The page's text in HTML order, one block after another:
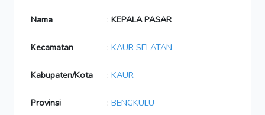
Nama : KEPALA PASAR
Kecamatan : KAUR SELATAN
Kabupaten/Kota : KAUR
Provinsi : BENGKULU